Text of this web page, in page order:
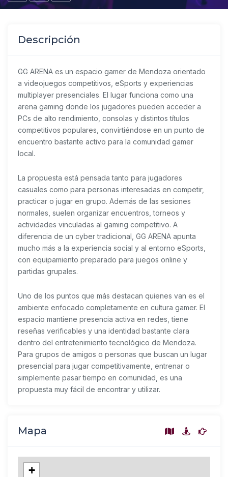
Descripción
GG ARENA es un espacio gamer de Mendoza orientado
a videojuegos competitivos, eSports y experiencias
multiplayer presenciales. El lugar funciona como una
arena gaming donde los jugadores pueden acceder a
PCs de alto rendimiento, consolas y distintos títulos
competitivos populares, convirtiéndose en un punto de
encuentro bastante activo para la comunidad gamer
local.
La propuesta está pensada tanto para jugadores
casuales como para personas interesadas en competir,
practicar o jugar en grupo. Además de las sesiones
normales, suelen organizar encuentros, torneos y
actividades vinculadas al gaming competitivo. A
diferencia de un cyber tradicional, GG ARENA apunta
mucho más a la experiencia social y al entorno eSports,
con equipamiento preparado para juegos online y
partidas grupales.
Uno de los puntos que más destacan quienes van es el
ambiente enfocado completamente en cultura gamer. El
espacio mantiene presencia activa en redes, tiene
reseñas verificables y una identidad bastante clara
dentro del entretenimiento tecnológico de Mendoza.
Para grupos de amigos o personas que buscan un lugar
presencial para jugar competitivamente, entrenar o
simplemente pasar tiempo en comunidad, es una
propuesta muy fácil de encontrar y utilizar.
Mapa
+